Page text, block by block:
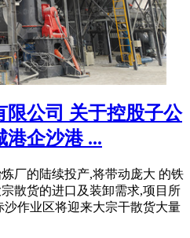
限公司 关于控股子公
港企沙港 ...
厂的陆续投产,将带动庞大 的铁
散货的进口及装卸需求,项目所
作业区将迎来大宗干散货大量